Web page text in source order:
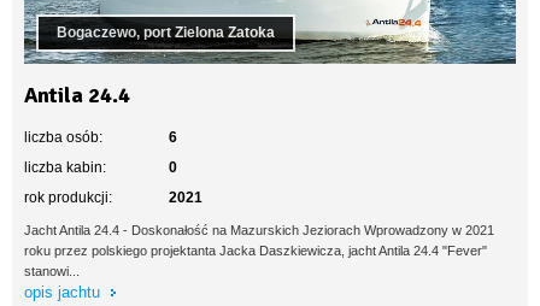
Bogaczewo, port Zielona Zatoka
Antila 24.4
liczba osób:
6
liczba kabin:
0
rok produkcji:
2021
Jacht Antila 24.4 - Doskonałość na Mazurskich Jeziorach Wprowadzony w 2021
roku przez polskiego projektanta Jacka Daszkiewicza, jacht Antila 24.4 "Fever"
stanowi...
opis jachtu